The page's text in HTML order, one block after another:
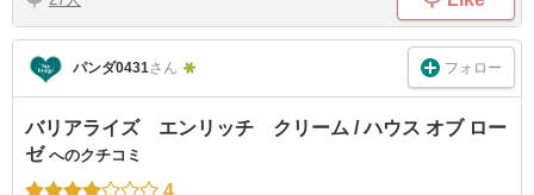
パンダ0431さん フォロー
バリアライズ エンリッチ クリーム / ハウス オブ ロー
ゼ へのクチコミ